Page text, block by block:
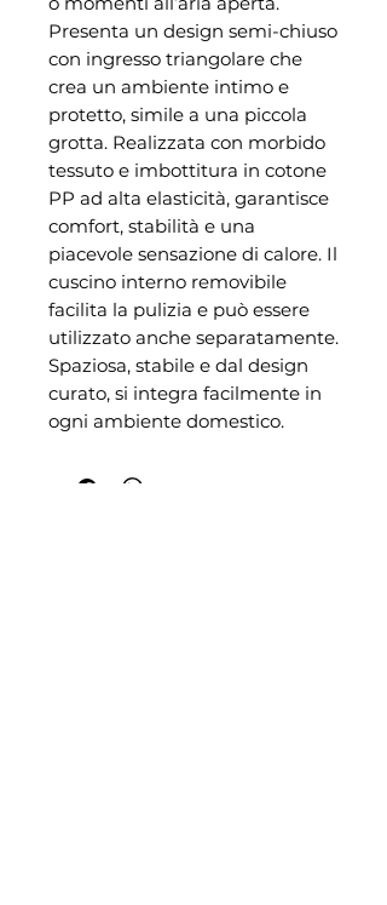
Presenta un design semi-chiuso
con ingresso triangolare che
crea un ambiente intimo e
protetto, simile a una piccola
grotta. Realizzata con morbido
tessuto e imbottitura in cotone
PP ad alta elasticità, garantisce
comfort, stabilità e una
piacevole sensazione di calore. Il
cuscino interno removibile
facilita la pulizia e può essere
utilizzato anche separatamente.
Spaziosa, stabile e dal design
curato, si integra facilmente in
ogni ambiente domestico.